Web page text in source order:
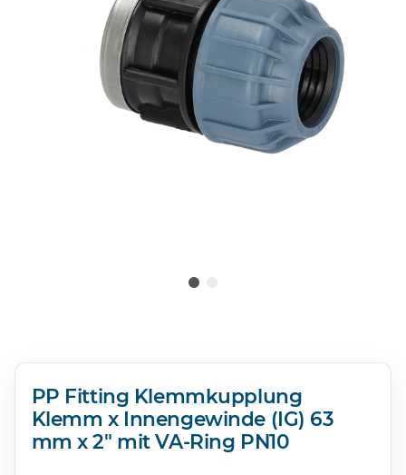
PP Fitting Klemmkupplung
Klemm x Innengewinde (IG) 63
mm x 2" mit VA-Ring PN10